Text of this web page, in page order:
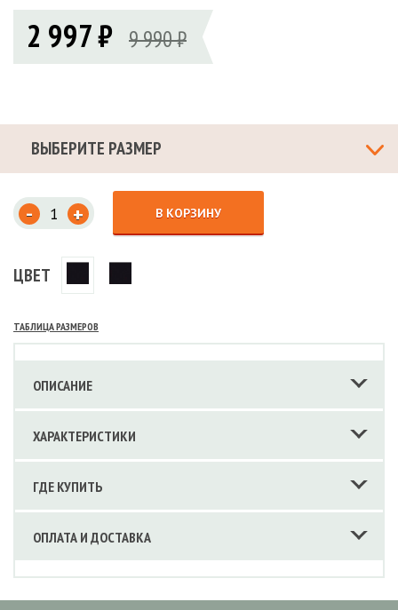
2 997 ₽ 9 990 ₽
ВЫБЕРИТЕ РАЗМЕР
- + В КОРЗИНУ
ЦВЕТ
ТАБЛИЦА РАЗМЕРОВ
ОПИСАНИЕ
ХАРАКТЕРИСТИКИ
ГДЕ КУПИТЬ
ОПЛАТА И ДОСТАВКА